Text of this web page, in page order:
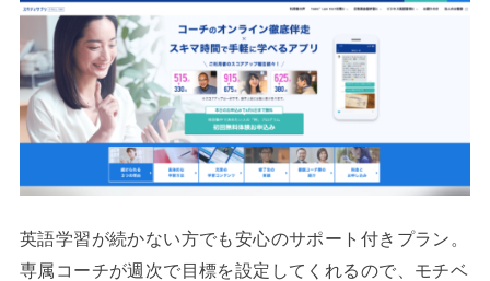
英語学習が続かない方でも安心のサポート付きプラン。
専属コーチが週次で目標を設定してくれるので、モチベ